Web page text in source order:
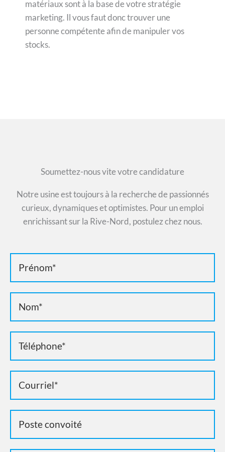
matériaux sont à la base de votre stratégie
marketing. Il vous faut donc trouver une
personne compétente afin de manipuler vos
stocks.
Soumettez-nous vite votre candidature
Notre usine est toujours à la recherche de passionnés
curieux, dynamiques et optimistes. Pour un emploi
enrichissant sur la Rive-Nord, postulez chez nous.
emplois